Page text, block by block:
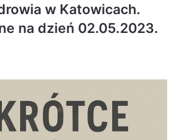
w Katowicach.
na dzień 02.05.2023.